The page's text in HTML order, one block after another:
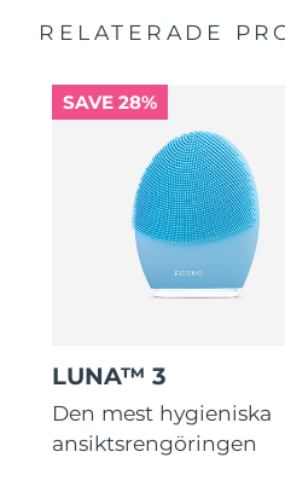
RELATERADE
SAVE 28%
LUNA™ 3
Den mest hygieniska
ansiktsrengöringen